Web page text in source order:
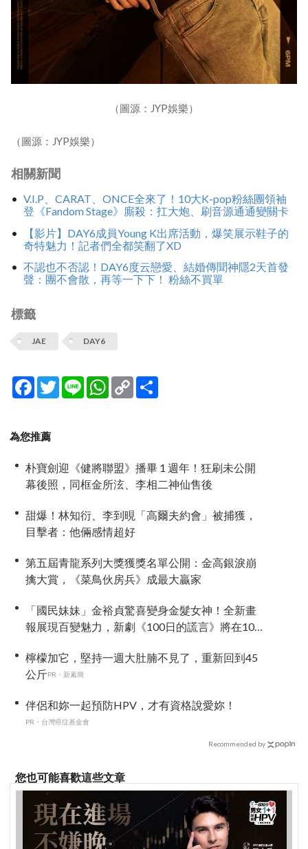
（圖源：JYP娛樂）
（圖源：JYP娛樂）
相關新聞
V.I.P、CARAT、ONCE全來了！10大K-pop粉絲團領袖
登《Fandom Stage》廝殺：扛大炮、刷音源通通變關卡
【影片】DAY6成員Young K出席活動，爆笑展示鞋子的
奇特魅力！記者們全都笑翻了XD
不認也不否認！DAY6度云戀愛、結婚傳聞神隱2天首發
聲：團不會散，再等一下下！ 粉絲不買單
標籤
JAE DAY6
Facebook
TwitterLine WhatsApp
Copy
Link
為您推薦
朴寶劍迎《健將聯盟》播畢 1 週年！狂刷未公開
幕後照，同框金所泫、李相二神仙售後
甜爆！林知衍、李到晛「高爾夫約會」被捕獲，
目擊者：他倆感情超好
第五屆青龍系列大獎獲獎名單公開：金高銀淚崩
擒大賞，《菜鳥伙房兵》成最大贏家
「國民妹妹」金裕貞驚喜變身金髮女神！全新畫
報展現百變魅力，新劇《100日的謊言》將在10月
檸檬加它，堅持一週大肚腩不見了，重新回到45
公斤PR・新素簡
伴侶和妳一起預防HPV，才有資格說愛妳！
PR・台灣癌症基金會
Recommended by
您也可能喜歡這些文章